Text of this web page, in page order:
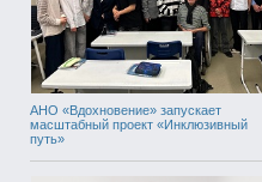
АНО «Вдохновение» запускает
масштабный проект «Инклюзивный
путь»